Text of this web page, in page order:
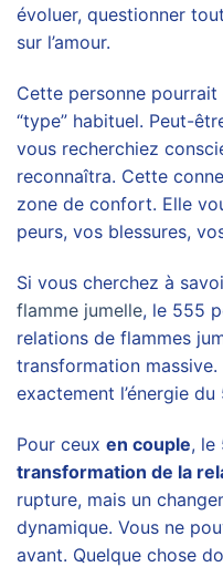
évoluer, questionner
sur l’amour.
Cette personne
“type” habituel. Peut-
vous recherchiez
reconnaîtra. Cette
zone de confort. Elle
peurs, vos blessures,
Si vous cherchez à
flamme jumelle, le 555
relations de flammes
transformation massive.
exactement l’énergie du
Pour ceux en couple, le
transformation de la
rupture, mais un
dynamique. Vous ne
avant. Quelque chose